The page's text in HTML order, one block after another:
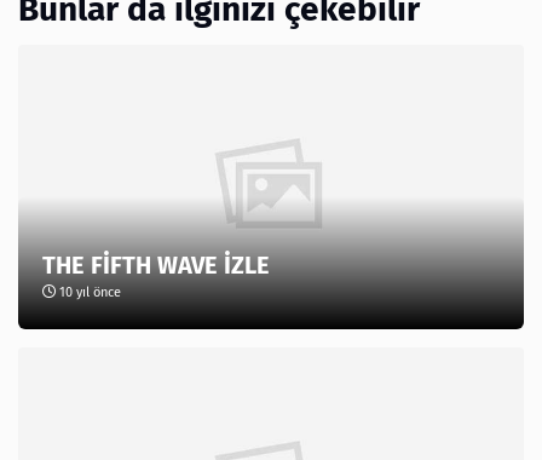
Bunlar da ilginizi çekebilir
THE FİFTH WAVE İZLE
10 yıl önce